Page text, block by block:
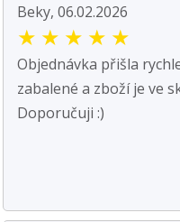
Beky, 06.02.2026
★ ★ ★ ★ ★
Objednávka přišla
zabalené a zboží je ve
Doporučuji :)